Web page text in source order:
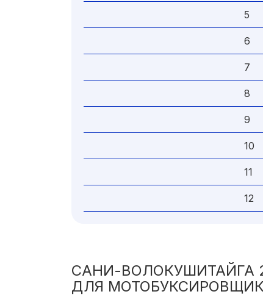
5
6
7
8
9
10
11
12
САНИ-ВОЛОКУШИТАЙГА
ДЛЯ